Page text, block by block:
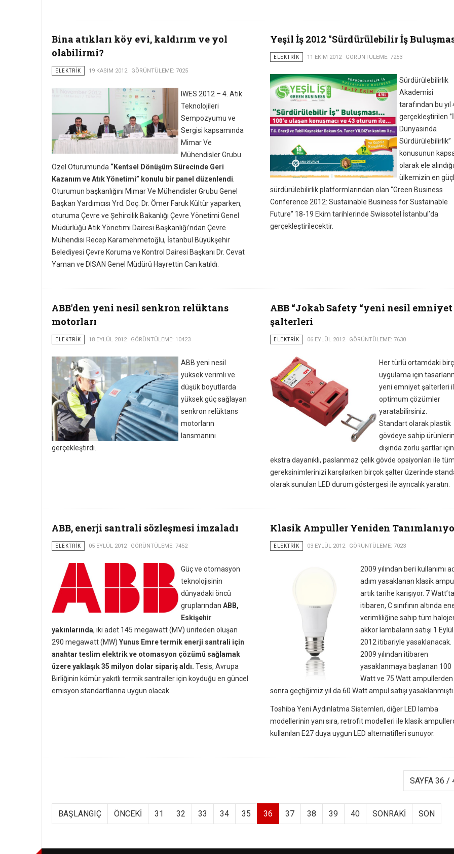
Bina atıkları köy evi, kaldırım ve yol
olabilirmi?
ELEKTRIK 19 KASIM 2012 GÖRÜNTÜLEME: 7025
IWES 2012 – 4. Atık
Teknolojileri
Sempozyumu ve
Sergisi kapsamında
Mimar Ve
Mühendisler Grubu
Özel Oturumunda “Kentsel Dönüşüm Sürecinde Geri
Kazanım ve Atık Yönetimi” konulu bir panel düzenlendi
Oturumun başkanlığını Mimar Ve Mühendisler Grubu Genel
Başkan Yardımcısı Yrd. Doç. Dr. Ömer Faruk Kültür yaparken,
oturuma Çevre ve Şehircilik Bakanlığı Çevre Yönetimi Genel
Müdürlüğü Atık Yönetimi Dairesi Başkanlığı’ndan Çevre
Mühendisi Recep Karamehmetoğlu, İstanbul Büyükşehir
Belediyesi Çevre Koruma ve Kontrol Dairesi Başkanı Dr. Cevat
Yaman ve DISAN Genel Müdürü Hayrettin Can katıldı.
Yeşil İş 2012 "Sürdürülebilir İş
ELEKTRIK 11 EKIM 2012 GÖRÜNTÜLEME: 7253
Sürdürülebilirlik
Akademisi
tarafından bu yıl
gerçekleştirilen
Dünyasında
Sürdürülebilirlik’’
konusunun
olarak ele
ülkemizin en
sürdürülebilirlik platformlarından olan ‘’Green Business
Conference 2012: Sustainable Business for Sustainable
Future‘’ 18-19 Ekim tarihlerinde Swissotel İstanbul’da
gerçekleştirilecektir.
ABB'den yeni nesil senkron relüktans
motorları
ELEKTRIK 18 EYLÜL 2012 GÖRÜNTÜLEME: 10423
ABB yeni nesil
yüksek verimli ve
düşük boyutlarda
yüksek güç sağlayan
senkron relüktans
motorların
lansmanını
gerçekleştirdi.
ABB “Jokab Safety “yeni nesil emniyet
şalterleri
ELEKTRIK 06 EYLÜL 2012 GÖRÜNTÜLEME: 7630
Her türlü ortamdaki
uygulama için
yeni emniyet şalterleri
optimum çözümler
yaratabilirsiniz.
Standart olarak plastik
gövdeye sahip ürünlerin
dışında zorlu şartlar için
ekstra dayanıklı, paslanmaz çelik gövde opsiyonları ile tüm
gereksinimlerinizi karşılarken birçok şalter üzerinde
olarak sunulan LED durum göstergesi ile ayrıcalık yaratın.
ABB, enerji santrali sözleşmesi imzaladı
ELEKTRIK 05 EYLÜL 2012 GÖRÜNTÜLEME: 7452
Güç ve otomasyon
teknolojisinin
dünyadaki öncü
gruplarından ABB,
Eskişehir
yakınlarında, iki adet 145 megawatt (MV) üniteden oluşan
290 megawatt (MW) Yunus Emre termik enerji santrali için
anahtar teslim elektrik ve otomasyon çözümü sağlamak
üzere yaklaşık 35 milyon dolar sipariş aldı. Tesis, Avrupa
Birliğinin kömür yakıtlı termik santraller için koyduğu en güncel
emisyon standartlarına uygun olacak.
Klasik Ampuller Yeniden
ELEKTRIK 03 EYLÜL 2012 GÖRÜNTÜLEME: 7023
2009 yılından beri kullanımı
adım yasaklanan klasik
artık tarihe karışıyor. 7
itibaren, C sınıfının altında
verimliliğine sahip tüm
akkor lambaların satışı 1 Eylül
2012 itibariyle yasaklanacak.
2009 yılından itibaren
yasaklanmaya başlanan 100
Watt ve 75 Watt ampullerden
sonra geçtiğimiz yıl da 60 Watt ampul satışı yasaklanmıştı.
Toshiba Yeni Aydınlatma Sistemleri, diğer LED lamba
modellerinin yanı sıra, retrofit modelleri ile klasik
kullanılan E27 duya uygun LED alternatifleri sunuyor.
SAYFA 36 /
BAŞLANGIÇ ÖNCEKI 31 32 33 34 35 36 37 38 39 40 SONRAKI SON